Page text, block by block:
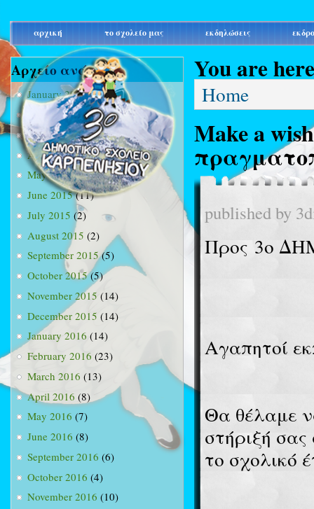
main_menu
αρχική το σχολείο μας εκδηλώσεις
Αρχείο ανά μήνα
January 2015(3)
February 2015(9)
March 2015(34)
April 2015(15)
May 2015(13)
June 2015(11)
July 2015 (2)
August 2015 (2)
September 2015(5)
October 2015(5)
November 2015 (14)
December 2015 (14)
January 2016 (14)
February 2016 (23)
March 2016 (13)
April 2016 (8)
May 2016 (7)
June 2016 (8)
September 2016 (6)
October 2016 (4)
November 2016 (10)
You are here
Home
Make a
published by
Προς 3ο
Αγαπητοί
Θα θέλαμε
στήριξή
το σχολικό